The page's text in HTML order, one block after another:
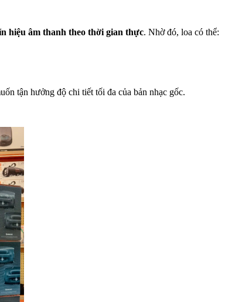
hiệu âm thanh theo thời gian thực. Nhờ đó, loa có thể:
tận hưởng độ chi tiết tối đa của bản nhạc gốc.